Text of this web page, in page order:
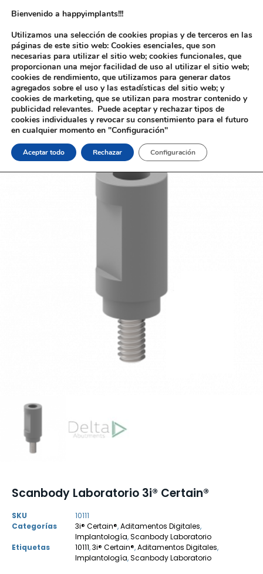
Inicio/Implantología/Aditamentos Digitales /3i®
Certain®/ Scanbody Laboratorio 3i® Certain®
Scanbody Laboratorio 3i® Certain®
SKU
10111
Categorías
3i® Certain®,Aditamentos Digitales,
Implantología,Scanbody Laboratorio
Etiquetas
10111,3i® Certain®,Aditamentos Digitales,
Implantología,Scanbody Laboratorio
Bienvenido a happyimplants!!!
Utilizamos una selección de cookies propias y de terceros en las
páginas de este sitio web: Cookies esenciales, que son
necesarias para utilizar el sitio web; cookies funcionales, que
proporcionan una mejor facilidad de uso al utilizar el sitio web;
cookies de rendimiento, que utilizamos para generar datos
agregados sobre el uso y las estadísticas del sitio web; y
cookies de marketing, que se utilizan para mostrar contenido y
publicidad relevantes. Puede aceptar y rechazar tipos de
cookies individuales y revocar su consentimiento para el futuro
en cualquier momento en "Configuración"
Aceptar todo Rechazar Configuración